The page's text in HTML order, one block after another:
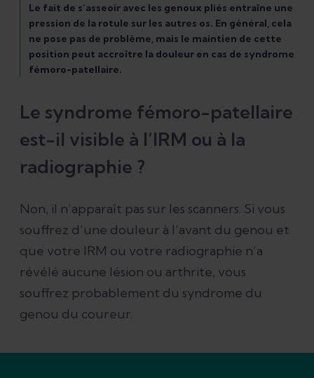
Le fait de s’asseoir avec les genoux pliés entraîne une
pression de la rotule sur les autres os. En général, cela
ne pose pas de problème, mais le maintien de cette
position peut accroître la douleur en cas de syndrome
fémoro-patellaire.
Le syndrome fémoro-patellaire
est-il visible à l’IRM ou à la
radiographie ?
Non, il n’apparaît pas sur les scanners. Si vous
souffrez d’une douleur à l’avant du genou et
que votre IRM ou votre radiographie n’a
révélé aucune lésion ou arthrite, vous
souffrez probablement du syndrome du
genou du coureur.